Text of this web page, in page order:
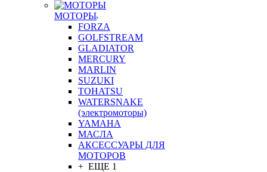
МОТОРЫ
FORZA
GOLFSTREAM
GLADIATOR
MERCURY
MARLIN
SUZUKI
TOHATSU
WATERSNAKE
(электромоторы)
YAMAHA
МАСЛА
АКСЕССУАРЫ ДЛЯ
МОТОРОВ
+ ЕЩЕ 1